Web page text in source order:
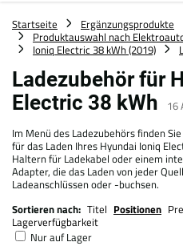
Startseite
Ergänzungsprodukte
Produktauswahl nach
Ioniq Electric 38 kWh (2019)
Ladezubehör für
Electric 38 kWh
16
Im Menü des Ladezubehörs finden
für das Laden Ihres Hyundai Ioniq
Haltern für Ladekabel oder einem
Adapter, die das Laden von jeder
Ladeanschlüssen oder -buchsen.
Sortieren nach: Titel Positionen
Lagerverfügbarkeit
Nur auf Lager